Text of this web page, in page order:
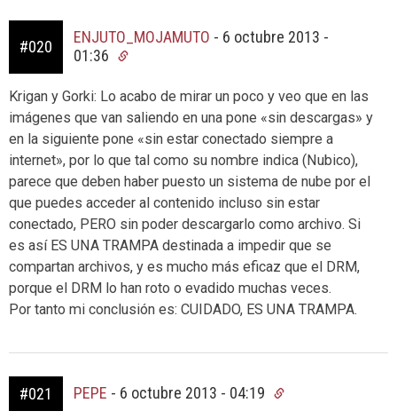
#020
ENJUTO_MOJAMUTO - 6 octubre 2013 -
01:36
Krigan y Gorki: Lo acabo de mirar un poco y veo que en las
imágenes que van saliendo en una pone «sin descargas» y
en la siguiente pone «sin estar conectado siempre a
internet», por lo que tal como su nombre indica (Nubico),
parece que deben haber puesto un sistema de nube por el
que puedes acceder al contenido incluso sin estar
conectado, PERO sin poder descargarlo como archivo. Si
es así ES UNA TRAMPA destinada a impedir que se
compartan archivos, y es mucho más eficaz que el DRM,
porque el DRM lo han roto o evadido muchas veces.
Por tanto mi conclusión es: CUIDADO, ES UNA TRAMPA.
#021 PEPE - 6 octubre 2013 - 04:19